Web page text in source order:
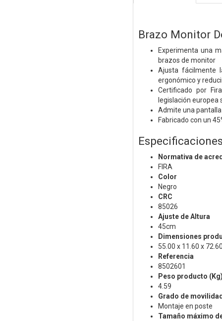
Brazo Monitor
Experimenta una
brazos de monitor
Ajusta fácilmente
ergonómico y
Certificado por
legislación europea
Admite una
Fabricado con un
Normativa de
FIRA
Color
Negro
CRC
85026
Ajuste de Altura
45cm
Dimensiones
55.00 x 11.60 x
Referencia
8502601
Peso producto
4.59
Grado de
Montaje en poste
Tamaño máximo